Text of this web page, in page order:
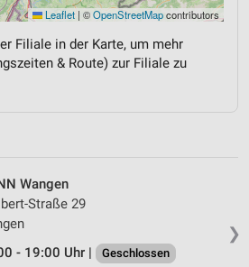
Leaflet | ©OpenStreetMapcontributors
Filiale in der Karte, um mehr
& Route) zur Filiale zu
❯
Wangen
Straße 29
- 19:00 Uhr |
Geschlossen